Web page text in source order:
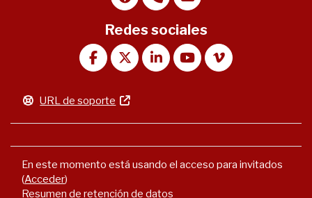
Redes sociales
URL de soporte
En este momento está usando el acceso para invitados
(Acceder)
Resumen de retención de datos